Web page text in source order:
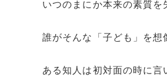
いつのまにか本来の素質
誰がそんな「子ども」を想
ある知人は初対面の時に言